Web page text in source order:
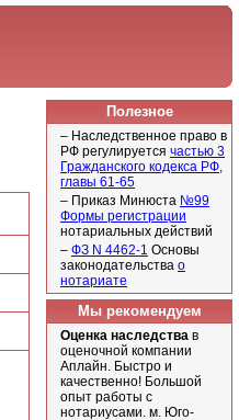
Полезное
– Наследственное право в
РФ регулируется частью 3
Гражданского кодекса РФ,
главы 61-65
– Приказ Минюста №99
Формы регистрации
нотариальных действий
– ФЗ N 4462-1 Основы
законодательства о
нотариате
Мы рекомендуем
Оценка наследства в
оценочной компании
Аплайн. Быстро и
качественно! Большой
опыт работы с
нотариусами. м. Юго-